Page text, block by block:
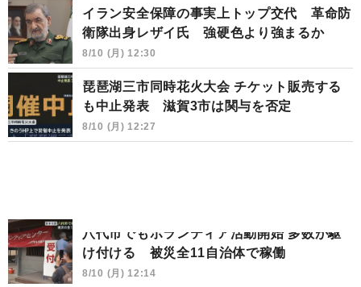
イラン安全保障の事実上トップ交代 革命防
衛隊出身レザイ氏 強硬色より強まるか
8/10 (月) 12:30
琵琶湖三市同時花火大会 チケット販売する
も中止発表 滋賀3市は関与を否定
8/10 (月) 12:27
八代市でもボランティア活動開始 多数が駆
け付ける 被災全11自治体で稼働
8/10 (月) 12:14